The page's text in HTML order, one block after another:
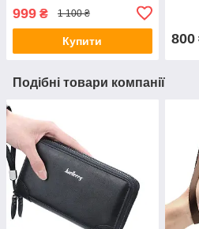
шкіри Чорний
999 ₴ 1 100 ₴
Купити 800
Подібні товари компанії